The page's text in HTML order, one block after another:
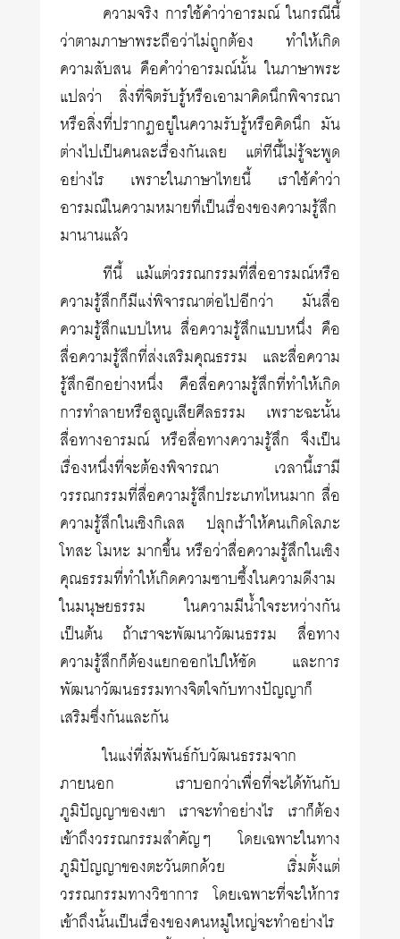
ความจริง การใช้คำว่าอารมณ์ ในกรณีนี้
ว่าตามภาษาพระถือว่าไม่ถูกต้อง ทำให้เกิด
ความสับสน คือคำว่าอารมณ์นั้น ในภาษาพระ
แปลว่า สิ่งที่จิตรับรู้หรือเอามาคิดนึกพิจารณา
หรือสิ่งที่ปรากฏอยู่ในความรับรู้หรือคิดนึก มัน
ต่างไปเป็นคนละเรื่องกันเลย แต่ทีนี้ไม่รู้จะพูด
อย่างไร เพราะในภาษาไทยนี้ เราใช้คำว่า
อารมณ์ในความหมายที่เป็นเรื่องของความรู้สึก
มานานแล้ว
ทีนี้ แม้แต่วรรณกรรมที่สื่ออารมณ์หรือ
ความรู้สึกก็มีแง่พิจารณาต่อไปอีกว่า มันสื่อ
ความรู้สึกแบบไหน สื่อความรู้สึกแบบหนึ่ง คือ
สื่อความรู้สึกที่ส่งเสริมคุณธรรม และสื่อความ
รู้สึกอีกอย่างหนึ่ง คือสื่อความรู้สึกที่ทำให้เกิด
การทำลายหรือสูญเสียศีลธรรม เพราะฉะนั้น
สื่อทางอารมณ์ หรือสื่อทางความรู้สึก จึงเป็น
เรื่องหนึ่งที่จะต้องพิจารณา เวลานี้เรามี
วรรณกรรมที่สื่อความรู้สึกประเภทไหนมาก สื่อ
ความรู้สึกในเชิงกิเลส ปลุกเร้าให้คนเกิดโลภะ
โทสะ โมหะ มากขึ้น หรือว่าสื่อความรู้สึกในเชิง
คุณธรรมที่ทำให้เกิดความซาบซึ้งในความดีงาม
ในมนุษยธรรม ในความมีน้ำใจระหว่างกัน
เป็นต้น ถ้าเราจะพัฒนาวัฒนธรรม สื่อทาง
ความรู้สึกก็ต้องแยกออกไปให้ชัด และการ
พัฒนาวัฒนธรรมทางจิตใจกับทางปัญญาก็
เสริมซึ่งกันและกัน
ในแง่ที่สัมพันธ์กับวัฒนธรรมจาก
ภายนอก เราบอกว่าเพื่อที่จะได้ทันกับ
ภูมิปัญญาของเขา เราจะทำอย่างไร เราก็ต้อง
เข้าถึงวรรณกรรมสำคัญๆ โดยเฉพาะในทาง
ภูมิปัญญาของตะวันตกด้วย เริ่มตั้งแต่
วรรณกรรมทางวิชาการ โดยเฉพาะที่จะให้การ
เข้าถึงนั้นเป็นเรื่องของคนหมู่ใหญ่จะทำอย่างไร